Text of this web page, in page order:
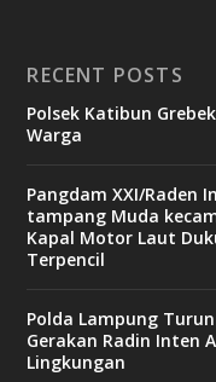
RECENT POSTS
Polsek Katibun
Warga
Pangdam XXI/Raden
tampang Muda
Kapal Motor Laut
Terpencil
Polda Lampung
Gerakan Radin Inten
Lingkungan